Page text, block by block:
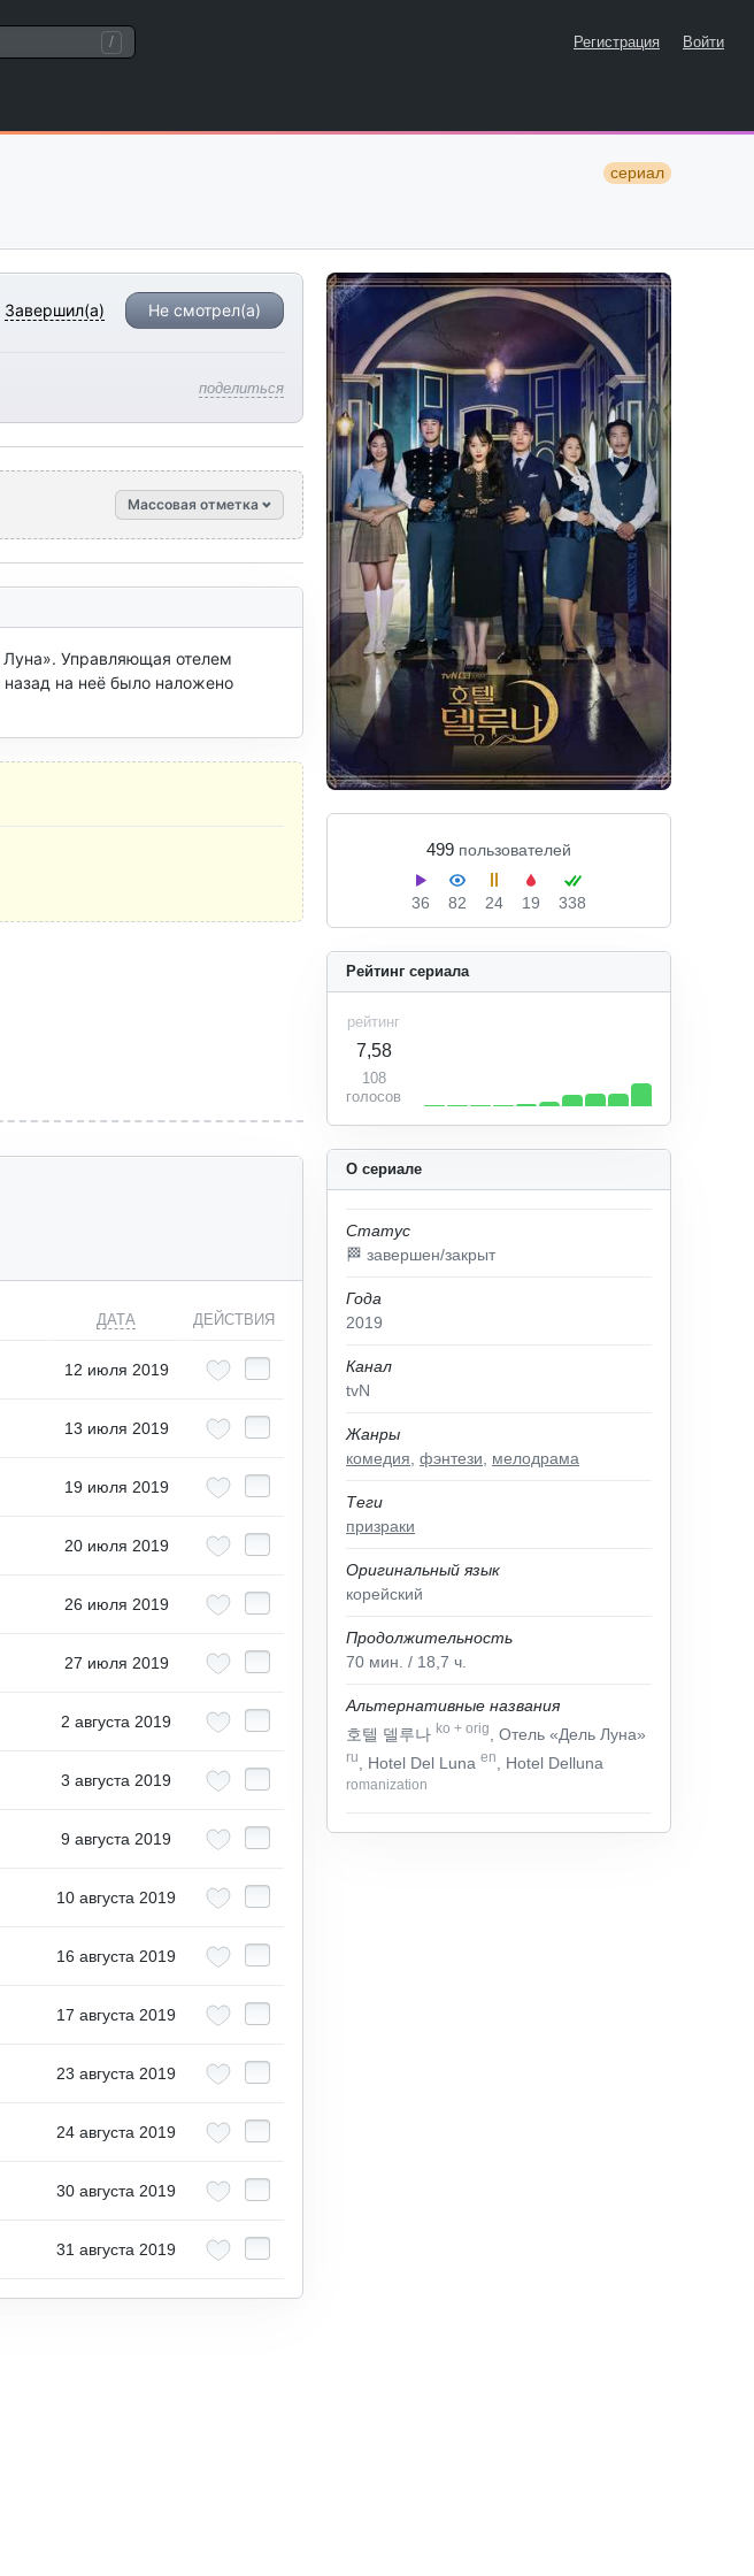
/ Регистрация Войти
сериал
Завершил(а) Не смотрел(а)
поделиться
499 пользователей
36 82 24 19 338
Массовая отметка
О сериале
Статус
🏁 завершен/закрыт
Года
2019
Канал
tvN
Жанры
комедия фэнтези мелодрама
Теги
призраки
Оригинальный язык
корейский
Продолжительность
70 мин. / 18,7 ч.
Альтернативные названия
호텔 델루나 ko + orig , Отель «Дель Луна»
ru , Hotel Del Luna en , Hotel Delluna
romanization
Рейтинг сериала
рейтинг
7,58
108
голосов
Управляющая отелем 
на неё было наложено
ДАТА ДЕЙСТВИЯ
12 июля 2019
13 июля 2019
19 июля 2019
20 июля 2019
26 июля 2019
27 июля 2019
2 августа 2019
3 августа 2019
9 августа 2019
10 августа 2019
16 августа 2019
17 августа 2019
23 августа 2019
24 августа 2019
30 августа 2019
31 августа 2019